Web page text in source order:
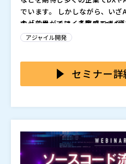
でいます。 しかしながら、い
の「効果がイマイチ実感できな
い」などのご相談を受けるケー
本セミナーでは、多数のAgile
推進する上でよく直面する課題
ョン事業本部 APテクノロジー
キュベーション担当 梶原 直人
株式会社オープンソース活用研
会社（）
アジャイル開発
セミナー